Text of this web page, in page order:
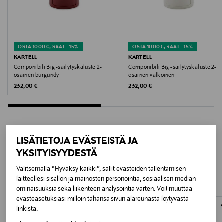
LISÄTIETOJA EVÄSTEISTÄ JA
YKSITYISYYDESTÄ
Valitsemalla “Hyväksy kaikki”, sallit evästeiden tallentamisen
laitteellesi sisällön ja mainosten personointia, sosiaalisen median
ominaisuuksia sekä liikenteen analysointia varten. Voit muuttaa
evästeasetuksiasi milloin tahansa sivun alareunasta löytyvästä
linkistä.
kestävää ABS-muovia.
Koko
42 x 42 x 69.5 cm
Valmistajan tuotenumero
Kartell S.p.A.
VIA DELLE INDUSTRIE 1, I-20082, NOVIGLIO, ITALY
Digitaalinen osoite
quality@kartell.it
OSTA 1000€, SAAT –15%
KARTELL
Componibili Big -säilytyskaluste 2-
osainen burgundy
Original Price
232,00 €
OSTA 1000€, SAAT –15%
KARTELL
Componibili Big -säilytyskaluste 2-
osainen valkoinen
Original Price
232,00 €
LISÄÄ KIINNOSTAVIA
TUOTTEITA